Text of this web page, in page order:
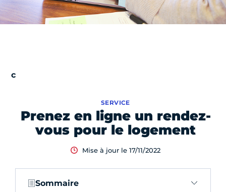
Prenez en ligne un rendez-
vous pour le logement
SERVICE
Mise à jour le 17/11/2022
Sommaire